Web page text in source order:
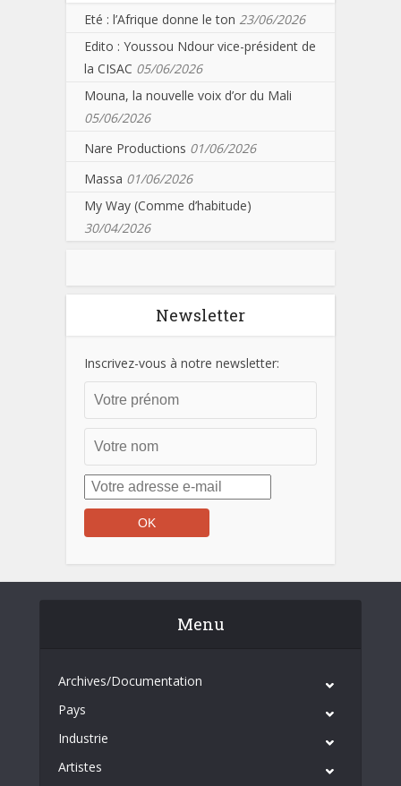
Eté : l’Afrique donne le ton 23/06/2026
Edito : Youssou Ndour vice-président de
la CISAC 05/06/2026
Mouna, la nouvelle voix d’or du Mali
05/06/2026
Nare Productions 01/06/2026
Massa 01/06/2026
My Way (Comme d’habitude)
30/04/2026
Newsletter
Inscrivez-vous à notre newsletter:
Menu
Archives/Documentation
Pays
Industrie
Artistes